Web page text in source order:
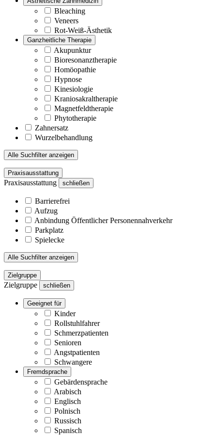
Bleaching
Veneers
Rot-Weiß-Ästhetik
Ganzheitliche Therapie
Akupunktur
Bioresonanztherapie
Homöopathie
Hypnose
Kinesiologie
Kraniosakraltherapie
Magnetfeldtherapie
Phytotherapie
Zahnersatz
Wurzelbehandlung
Alle Suchfilter anzeigen
Praxisausstattung
Praxisausstattung schließen
Barrierefrei
Aufzug
Anbindung Öffentlicher Personennahverkehr
Parkplatz
Spielecke
Alle Suchfilter anzeigen
Zielgruppe
Zielgruppe schließen
Geeignet für
Kinder
Rollstuhlfahrer
Schmerzpatienten
Senioren
Angstpatienten
Schwangere
Fremdsprache
Gebärdensprache
Arabisch
Englisch
Polnisch
Russisch
Spanisch